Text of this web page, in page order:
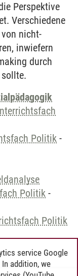
Perspektive
Verschiedene
nicht-
inwiefern
durch
Politik -
Politik -
Politik
service Google
addition, we